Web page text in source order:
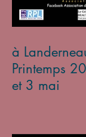
à
Printemps
et 3 mai